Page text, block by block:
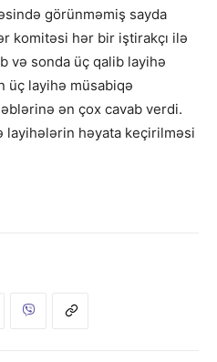
görünməmiş sayda
komitəsi hər bir iştirakçı ilə
və sonda üç qalib layihə
üç layihə müsabiqə
ən çox cavab verdi.
layihələrin həyata keçirilməsi